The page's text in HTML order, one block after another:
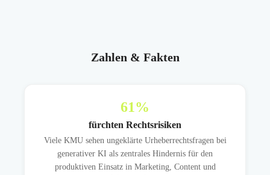
Zahlen & Fakten
61%
fürchten Rechtsrisiken
Viele KMU sehen ungeklärte Urheberrechtsfragen bei
generativer KI als zentrales Hindernis für den
produktiven Einsatz in Marketing, Content und